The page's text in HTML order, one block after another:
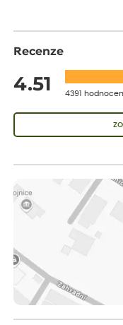
Recenze
4.51 4391
Rychlé dodání,
Anna
ověřený nákup
Rostlinky jsem
zabalené! Určitě
Celková